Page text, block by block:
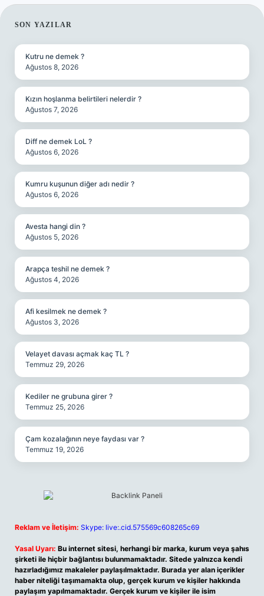
SIDEBAR
SON YAZILAR
Kutru ne demek ?
Ağustos 8, 2026
Kızın hoşlanma belirtileri nelerdir ?
Ağustos 7, 2026
Diff ne demek LoL ?
Ağustos 6, 2026
Kumru kuşunun diğer adı nedir ?
Ağustos 6, 2026
Avesta hangi din ?
Ağustos 5, 2026
Arapça teshil ne demek ?
Ağustos 4, 2026
Afi kesilmek ne demek ?
Ağustos 3, 2026
Velayet davası açmak kaç TL ?
Temmuz 29, 2026
Kediler ne grubuna girer ?
Temmuz 25, 2026
Çam kozalağının neye faydası var ?
Temmuz 19, 2026
Reklam ve İletişim: Skype: live:.cid.575569c608265c69
Yasal Uyarı: Bu internet sitesi, herhangi bir marka, kurum veya şahıs
şirketi ile hiçbir bağlantısı bulunmamaktadır. Sitede yalnızca kendi
hazırladığımız makaleler paylaşılmaktadır. Burada yer alan içerikler
haber niteliği taşımamakta olup, gerçek kurum ve kişiler hakkında
paylaşım yapılmamaktadır. Gerçek kurum ve kişiler ile isim